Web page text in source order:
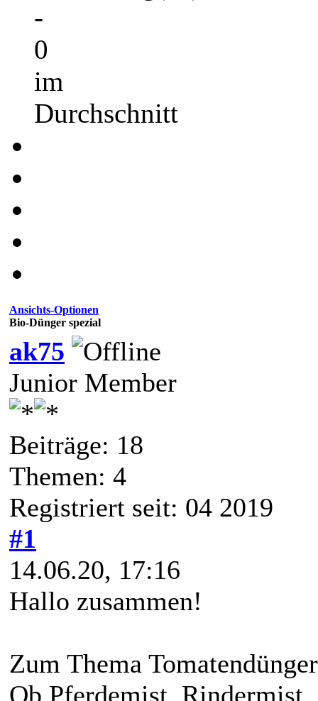
-
0
im
Durchschnitt
Ansichts-Optionen
Bio-Dünger spezial
ak75
Junior Member
Beiträge: 18
Themen: 4
Registriert seit: 04 2019
#1
14.06.20, 17:16
Hallo zusammen!
Zum Thema
Ob Pferdemist,